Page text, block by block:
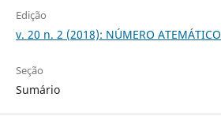
Edição
v. 20 n. 2 (2018): NÚMERO ATEMÁTICO
Seção
Sumário